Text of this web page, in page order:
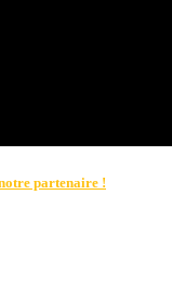
partenaire !